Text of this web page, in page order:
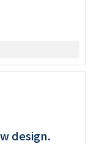
design.